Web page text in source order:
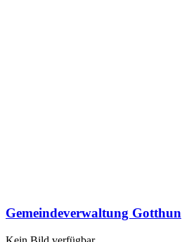
Gemeindeverwaltung Gotthun